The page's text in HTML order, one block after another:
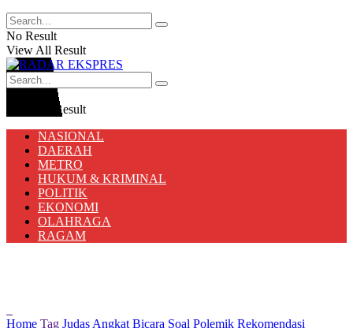
No Result
View All Result
View All Result
NASIONAL
DAERAH
METRO
HUKUM & KRIMINAL
POLITIK
EKONOMI
OLAHRAGA
RAGAM
Home Tag Judas Angkat Bicara Soal Polemik Rekomendasi